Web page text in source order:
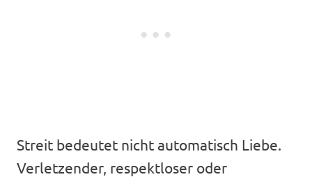
Streit bedeutet nicht automatisch Liebe.
Verletzender, respektloser oder